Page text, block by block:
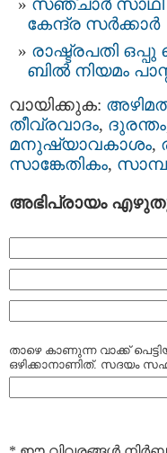
സഞ്ചാർ സാഥി
കേന്ദ്ര സർക്കാർ
രാഷ്ട്രപതി
ബില്‍ നിയമം
വായിക്കുക:
തീവ്രവാദം, ദുരന്തം
മനുഷ്യാവകാശം,
സാങ്കേതികം,
അഭിപ്രായം
താഴെ കാണുന്ന വാക്ക്
ഒഴിക്കാനാണിത്. സദയം